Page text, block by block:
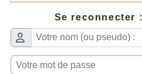
Se reconnecter :